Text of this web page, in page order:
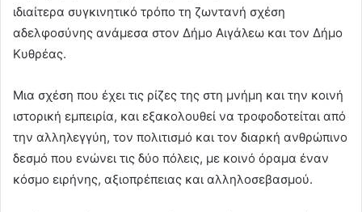
ιδιαίτερα συγκινητικό τρόπο τη ζωντανή σχέση
αδελφοσύνης ανάμεσα στον Δήμο Αιγάλεω και τον Δήμο
Κυθρέας.
Μια σχέση που έχει τις ρίζες της στη μνήμη και την κοινή
ιστορική εμπειρία, και εξακολουθεί να τροφοδοτείται από
την αλληλεγγύη, τον πολιτισμό και τον διαρκή ανθρώπινο
δεσμό που ενώνει τις δύο πόλεις, με κοινό όραμα έναν
κόσμο ειρήνης, αξιοπρέπειας και αλληλοσεβασμού.